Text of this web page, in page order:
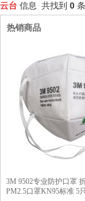
云台 信息 共找到 0 条
热销商品
3M 9502专业防护口罩
PM2.5口罩KN95标准 5